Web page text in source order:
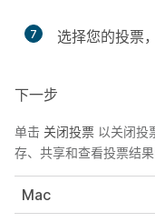
7 选择您的投票
下一步
单击 关闭投票 以关闭投
存、共享和查看投票结果
Mac